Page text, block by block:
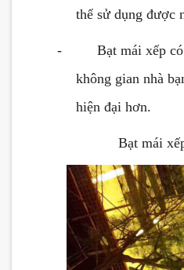
thể sử dụng được
-
Bạt mái xếp
không gian nhà
hiện đại hơn.
Bạt mái